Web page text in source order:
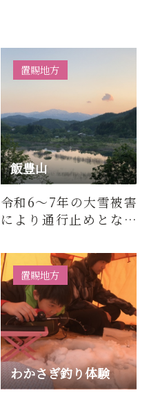
飯豊山
置賜地方
令和6～7年の大雪被害
により通行止めとなっ
り堀から大日杉小屋間
が全面通…
わかさぎ釣り体験
置賜地方